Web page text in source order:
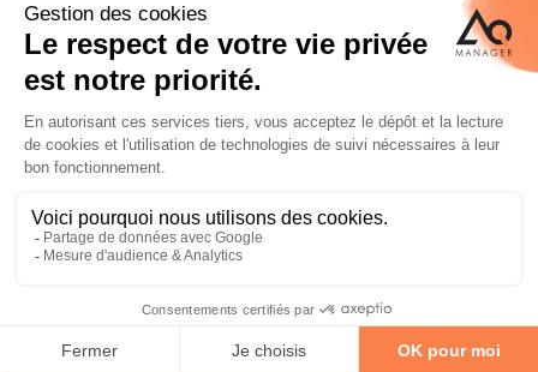
AQ Manager GMAO
Pays